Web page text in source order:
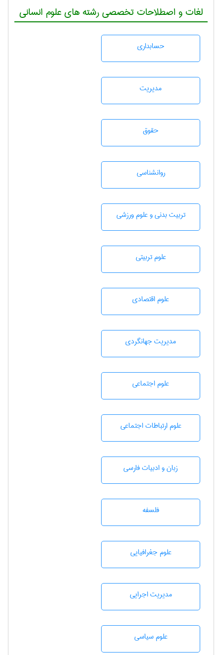
لغات و اصطلاحات تخصصی رشته های علوم انسانی
حسابداری
مديريت
حقوق
روانشناسی
تربيت بدنی و علوم ورزشی
علوم تربيتی
علوم اقتصادی
مديريت جهانگردی
علوم اجتماعی
علوم ارتباطات اجتماعی
زبان و ادبيات فارسی
فلسفه
علوم جغرافيايی
مديريت اجرايی
علوم سياسی